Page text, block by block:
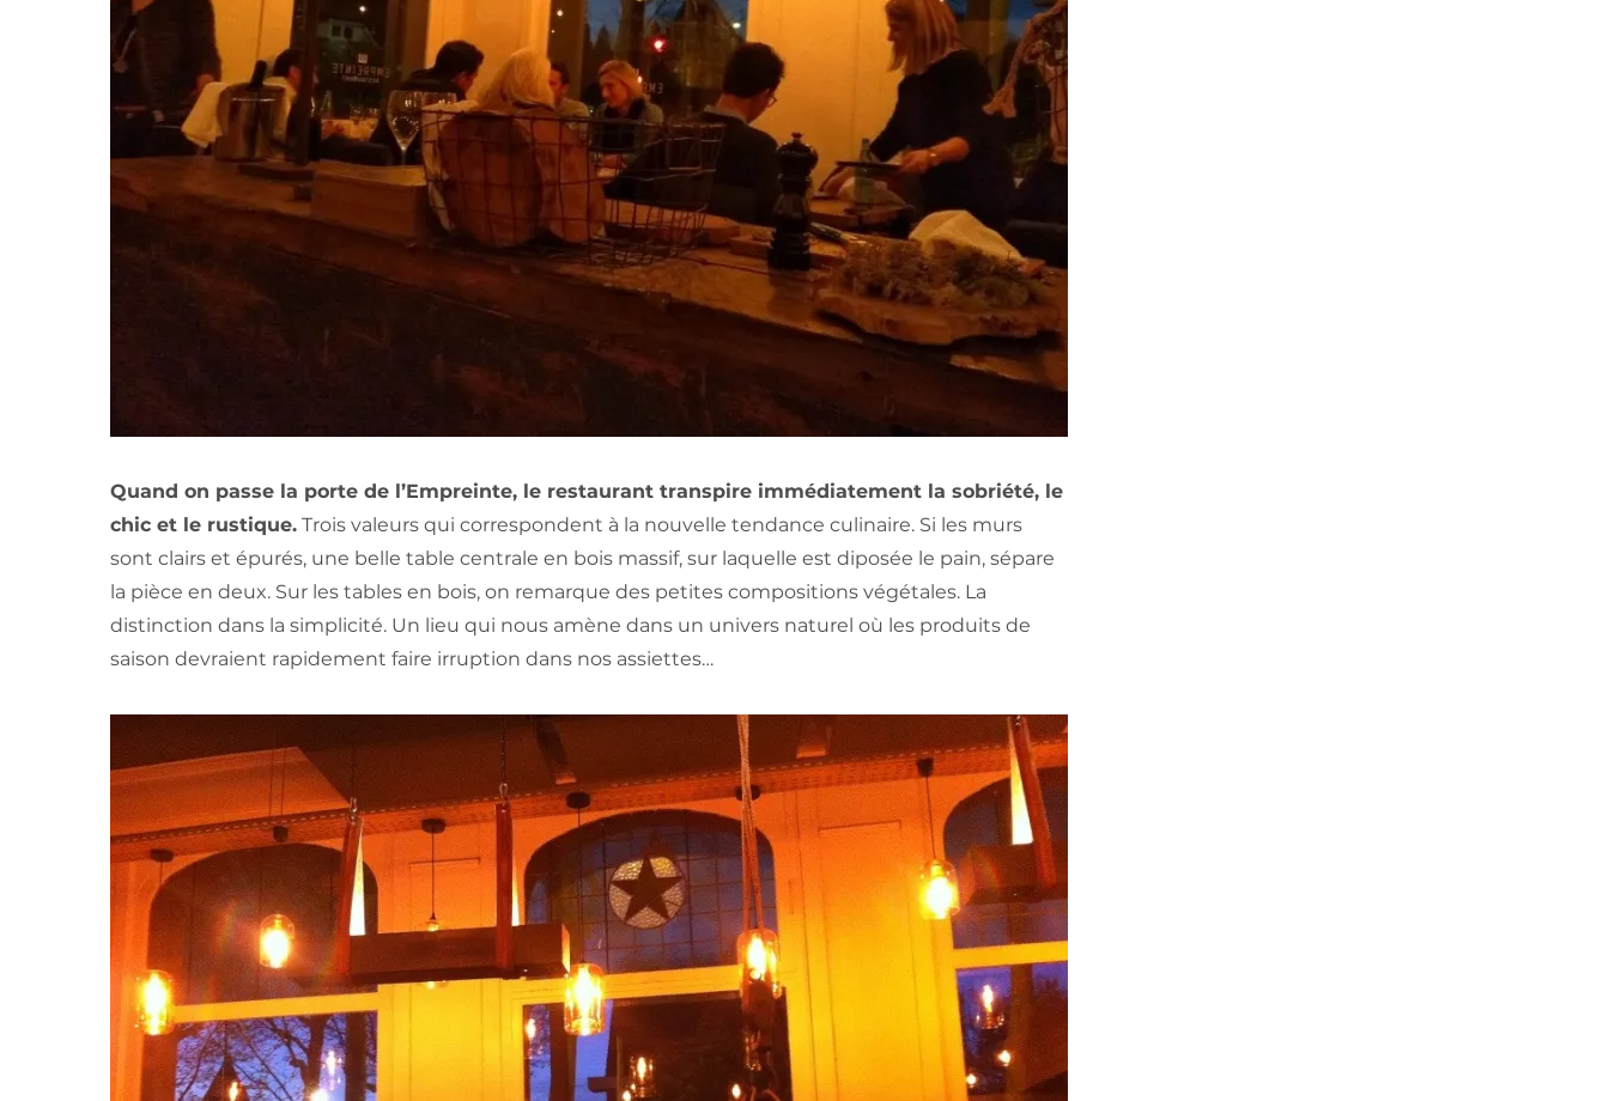
Quand on passe la porte de l’Empreinte, le restaurant transpire immédiatement la sobriété, le
chic et le rustique. Trois valeurs qui correspondent à la nouvelle tendance culinaire. Si les murs
sont clairs et épurés, une belle table centrale en bois massif, sur laquelle est diposée le pain, sépare
la pièce en deux. Sur les tables en bois, on remarque des petites compositions végétales. La
distinction dans la simplicité. Un lieu qui nous amène dans un univers naturel où les produits de
saison devraient rapidement faire irruption dans nos assiettes…